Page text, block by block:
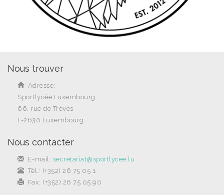
Nous trouver
Adresse:
Sportlycée Luxembourg
66, rue de Trèves
L-2630 Luxembourg
Nous contacter
E-mail: secretariat@sportlycee.lu
Tél.: (+352) 26 75 05 1
Fax: (+352) 26 75 05 90